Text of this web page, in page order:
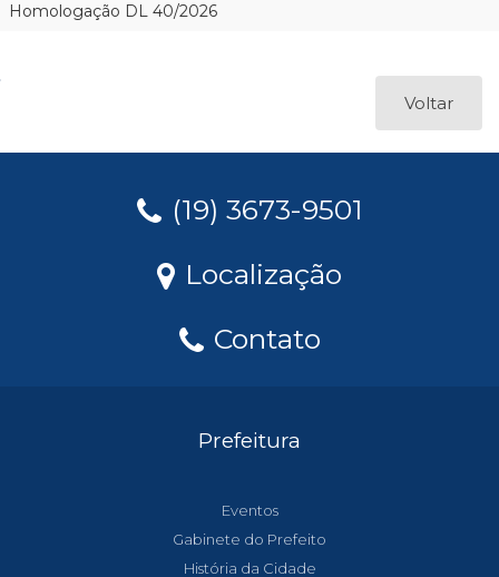
Homologação DL 40/2026
Voltar
(19) 3673-9501
Localização
Contato
Prefeitura
Eventos
Gabinete do Prefeito
História da Cidade